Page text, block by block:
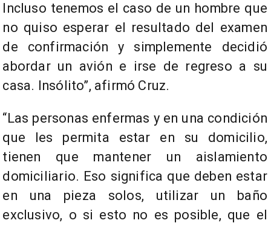
Incluso tenemos el caso de un hombre que
no quiso esperar el resultado del examen
de confirmación y simplemente decidió
abordar un avión e irse de regreso a su
casa. Insólito”, afirmó Cruz.
“Las personas enfermas y en una condición
que les permita estar en su domicilio,
tienen que mantener un aislamiento
domiciliario. Eso significa que deben estar
en una pieza solos, utilizar un baño
exclusivo, o si esto no es posible, que el